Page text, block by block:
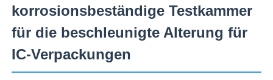
korrosionsbeständige Testkammer
für die beschleunigte Alterung für
IC-Verpackungen